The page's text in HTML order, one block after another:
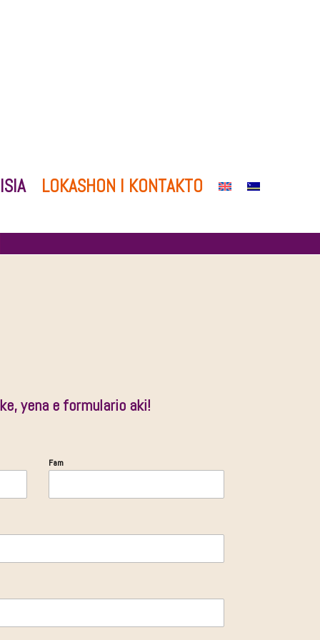
LOKASHON I KONTAKTO
yena e formulario aki!
Fam